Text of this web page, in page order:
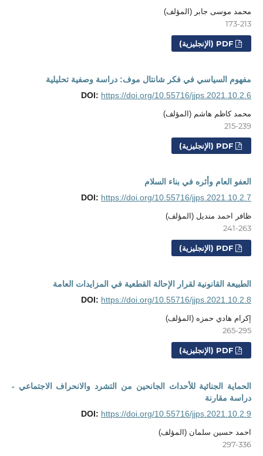
محمد موسى جابر (المؤلف)
173-213
PDF (الإنجليزية)
مفهوم السياسي في فكر شانتال موف: دراسة وصفية تحليلية
DOI: https://doi.org/10.55716/jjps.2021.10.2.6
محمد كاظم هاشم (المؤلف)
215-239
PDF (الإنجليزية)
العفو العام وأثره في بناء السلام
DOI: https://doi.org/10.55716/jjps.2021.10.2.7
ظافر احمد منديل (المؤلف)
241-263
PDF (الإنجليزية)
الطبيعة القانونية لقرار الإحالة القطعية في المزايدات العامة
DOI: https://doi.org/10.55716/jjps.2021.10.2.8
إكرام هادي حمزه (المؤلف)
265-295
PDF (الإنجليزية)
الحماية الجنائية للأحداث الجانحين من التشرد والانحراف الاجتماعي -
دراسة مقارنة
DOI: https://doi.org/10.55716/jjps.2021.10.2.9
احمد حسين سلمان (المؤلف)
297-336